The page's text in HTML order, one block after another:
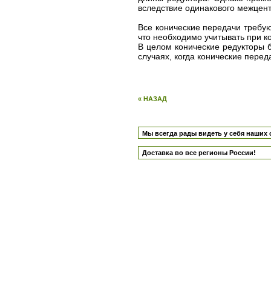
вследствие одинакового
Все конические передачи
что необходимо учитывать при
В целом конические редукторы
случаях, когда конические
« НАЗАД
Мы всегда рады видеть у себя
Доставка во все регионы России!